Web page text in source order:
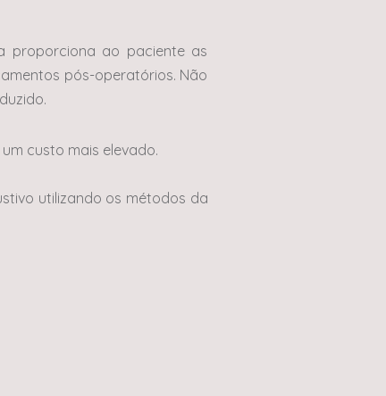
proporciona ao paciente as
pós-operatórios. Não
custo mais elevado.
utilizando os métodos da